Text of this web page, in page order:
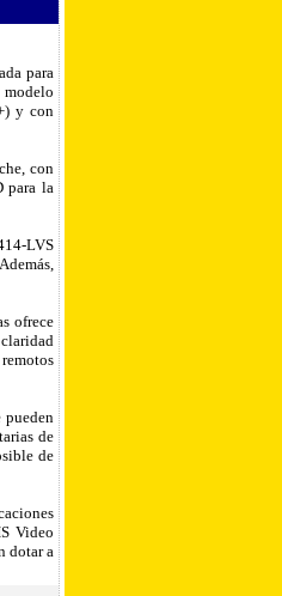
para
modelo
y con
con
para la
LVS
ofrece
pueden
de
de
Video
dotar a